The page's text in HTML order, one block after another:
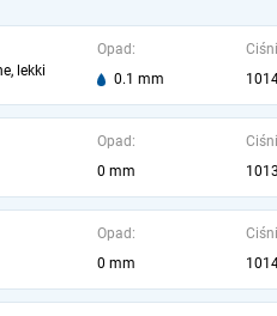
lekki
Opad:
0.1 mm
Opad:
0 mm
Opad:
0 mm